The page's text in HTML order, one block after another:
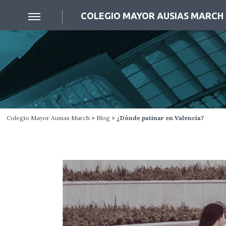
COLEGIO MAYOR AUSIAS MARCH
Colegio Mayor Ausias March > Blog > ¿Dónde patinar en Valencia?